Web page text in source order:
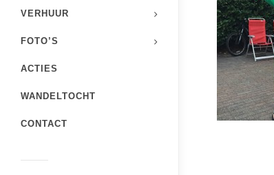
VERHUUR
FOTO’S
ACTIES
WANDELTOCHT
CONTACT